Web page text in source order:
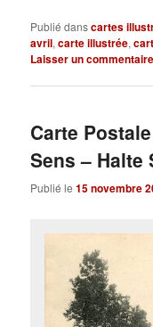
Publié danscartes
avril,carte illustrée,
Laisser un commentaire
Carte
Sens – Halte
Publié le15 novembre